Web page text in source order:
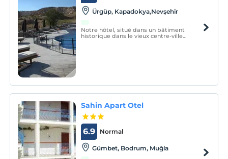
Ürgüp, Kapadokya,Nevşehir
Notre hôtel, situé dans un bâtiment
historique dans le vieux centre-ville
Sahin Apart Otel
Normal
6.9
Gümbet, Bodrum, Muğla